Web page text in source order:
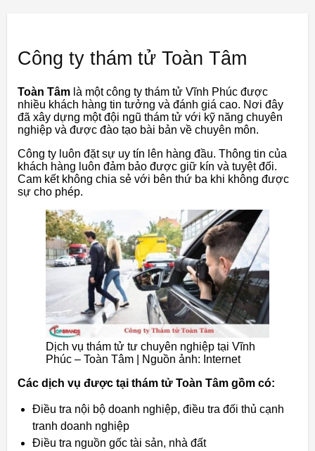
Công ty thám tử Toàn Tâm
Toàn Tâm là một công ty thám tử Vĩnh Phúc được
nhiều khách hàng tin tưởng và đánh giá cao. Nơi đây
đã xây dựng một đội ngũ thám tử với kỹ năng chuyên
nghiệp và được đào tạo bài bản về chuyên môn.
Công ty luôn đặt sự uy tín lên hàng đầu. Thông tin của
khách hàng luôn đảm bảo được giữ kín và tuyệt đối.
Cam kết không chia sẻ với bên thứ ba khi không được
sự cho phép.
Dịch vụ thám tử tư chuyên nghiệp tại Vĩnh
Phúc – Toàn Tâm | Nguồn ảnh: Internet
Các dịch vụ được tại thám tử Toàn Tâm gồm có:
Điều tra nội bộ doanh nghiệp, điều tra đối thủ cạnh
tranh doanh nghiệp
Điều tra nguồn gốc tài sản, nhà đất